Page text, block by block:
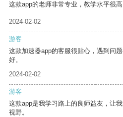
这款app的老师非常专业，教学水平很
2024-02-02
游客
这款加速器app的客服很贴心，遇到问
好。
2024-02-02
游客
这款app是我学习路上的良师益友，让
视野。